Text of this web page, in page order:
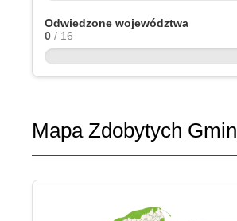
Odwiedzone województwa
0 / 16
Mapa Zdobytych Gmin